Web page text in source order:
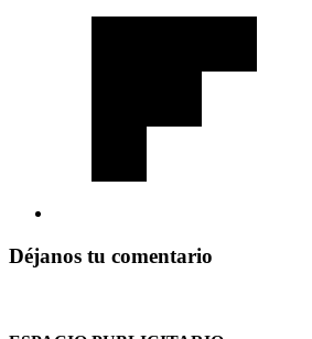
Déjanos tu comentario